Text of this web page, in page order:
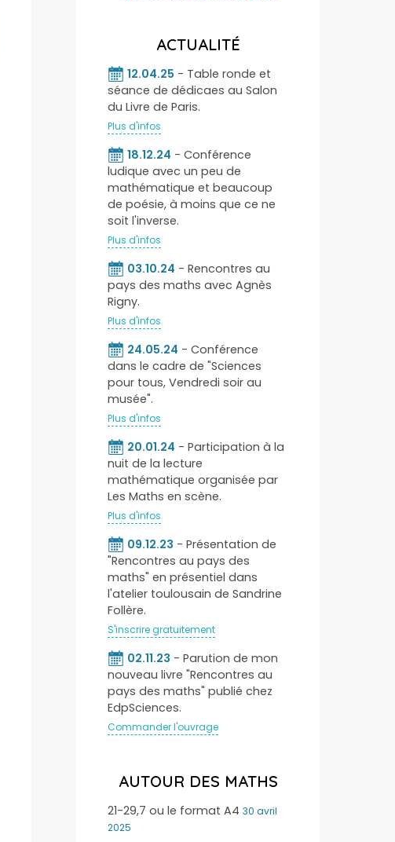
ACTUALITÉ
12.04.25 - Table ronde et
séance de dédicaes au Salon
du Livre de Paris.
Plus d'infos
18.12.24 - Conférence
ludique avec un peu de
mathématique et beaucoup
de poésie, à moins que ce ne
soit l'inverse.
Plus d'infos
03.10.24 - Rencontres au
pays des maths avec Agnès
Rigny.
Plus d'infos
24.05.24 - Conférence
dans le cadre de "Sciences
pour tous, Vendredi soir au
musée".
Plus d'infos
20.01.24 - Participation à la
nuit de la lecture
mathématique organisée par
Les Maths en scène.
Plus d'infos
09.12.23 - Présentation de
"Rencontres au pays des
maths" en présentiel dans
l'atelier toulousain de Sandrine
Follère.
S'inscrire gratuitement
02.11.23 - Parution de mon
nouveau livre "Rencontres au
pays des maths" publié chez
EdpSciences.
Commander l'ouvrage
AUTOUR DES MATHS
21-29,7 ou le format A4 30 avril
2025